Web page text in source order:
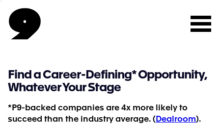
Find a Career-Defining* Opportunity,
Whatever Your Stage
*P9-backed companies are 4x more likely to
succeed than the industry average. ( Dealroom).